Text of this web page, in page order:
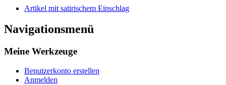
Artikel mit satirischem Einschlag
Navigationsmenü
Meine Werkzeuge
Benutzerkonto erstellen
Anmelden